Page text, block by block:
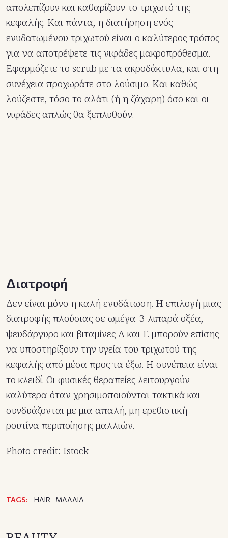
απολεπίζουν και καθαρίζουν το τριχωτό της
κεφαλής. Και πάντα, η διατήρηση ενός
ενυδατωμένου τριχωτού είναι ο καλύτερος τρόπος
για να αποτρέψετε τις νιφάδες μακροπρόθεσμα.
Εφαρμόζετε το scrub με τα ακροδάκτυλα, και στη
συνέχεια προχωράτε στο λούσιμο. Και καθώς
λούζεστε, τόσο το αλάτι (ή η ζάχαρη) όσο και οι
νιφάδες απλώς θα ξεπλυθούν.
Διατροφή
Δεν είναι μόνο η καλή ενυδάτωση. Η επιλογή μιας
διατροφής πλούσιας σε ωμέγα-3 λιπαρά οξέα,
ψευδάργυρο και βιταμίνες Α και Ε μπορούν επίσης
να υποστηρίξουν την υγεία του τριχωτού της
κεφαλής από μέσα προς τα έξω. Η συνέπεια είναι
το κλειδί. Οι φυσικές θεραπείες λειτουργούν
καλύτερα όταν χρησιμοποιούνται τακτικά και
συνδυάζονται με μια απαλή, μη ερεθιστική
ρουτίνα περιποίησης μαλλιών.
Photo credit: Istock
TAGS: HAIR ΜΑΛΛΙΑ